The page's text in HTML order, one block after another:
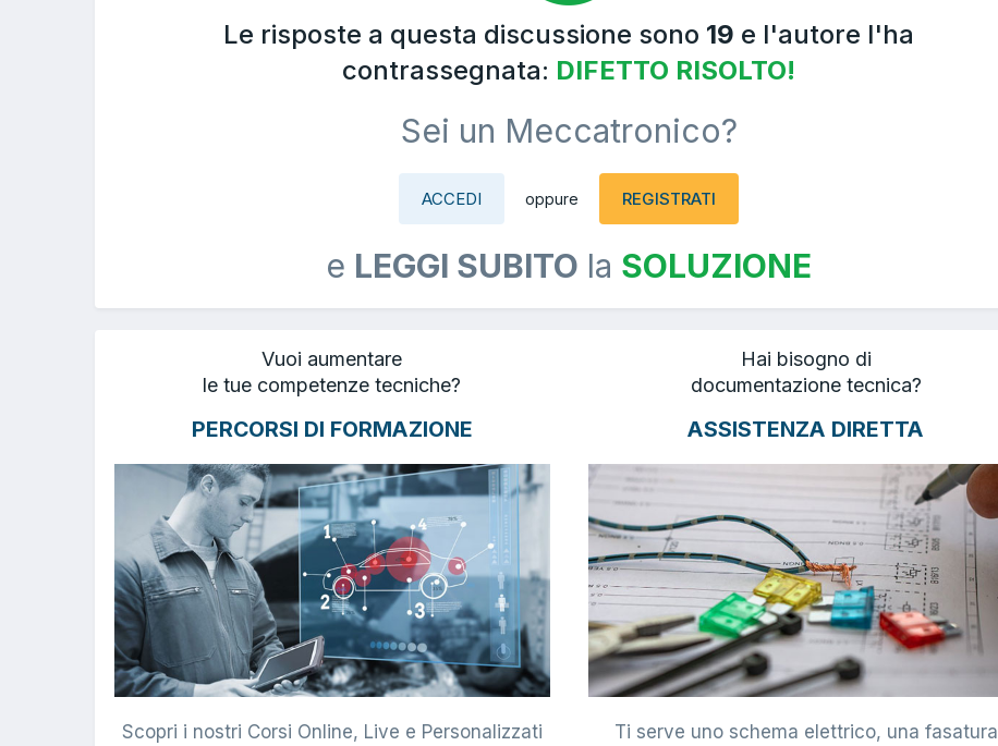
Le risposte a questa discussione sono 19 e l'autore l'ha
contrassegnata: DIFETTO RISOLTO!
Sei un Meccatronico?
ACCEDI oppure REGISTRATI
e LEGGI SUBITO la SOLUZIONE
Vuoi aumentare
le tue competenze tecniche?
PERCORSI DI FORMAZIONE
Scopri i nostri Corsi Online, Live e Personalizzati
Hai bisogno di
documentazione tecnica?
ASSISTENZA DIRETTA
Ti serve uno schema elettrico, una fasatura